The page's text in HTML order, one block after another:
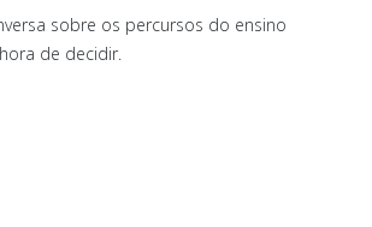
sobre os percursos do ensino
de decidir.